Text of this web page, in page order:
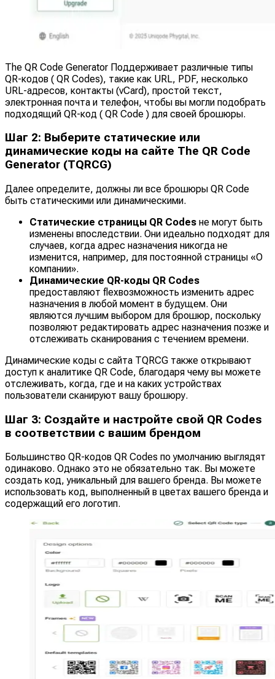
The QR Code Generator Поддерживает различные типы
QR-кодов ( QR Codes), такие как URL, PDF, несколько
URL-адресов, контакты (vCard), простой текст,
электронная почта и телефон, чтобы вы могли подобрать
подходящий QR-код ( QR Code ) для своей брошюры.
Шаг 2: Выберите статические или
динамические коды на сайте The QR Code
Generator (TQRCG)
Далее определите, должны ли все брошюры QR Code
быть статическими или динамическими.
Статические страницы QR Codes не могут быть
изменены впоследствии. Они идеально подходят для
случаев, когда адрес назначения никогда не
изменится, например, для постоянной страницы «О
компании».
Динамические QR-коды QR Codes
предоставляют flexвозможность изменить адрес
назначения в любой момент в будущем. Они
являются лучшим выбором для брошюр, поскольку
позволяют редактировать адрес назначения позже и
отслеживать сканирования с течением времени.
Динамические коды с сайта TQRCG также открывают
доступ к аналитике QR Code, благодаря чему вы можете
отслеживать, когда, где и на каких устройствах
пользователи сканируют вашу брошюру.
Шаг 3: Создайте и настройте свой QR Codes
в соответствии с вашим брендом
Большинство QR-кодов QR Codes по умолчанию выглядят
одинаково. Однако это не обязательно так. Вы можете
создать код, уникальный для вашего бренда. Вы можете
использовать код, выполненный в цветах вашего бренда и
содержащий его логотип.